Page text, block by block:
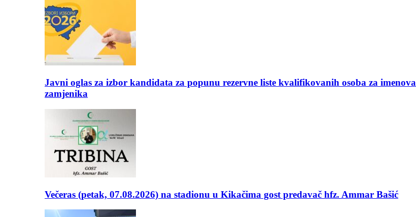
Javni oglas za izbor kandidata za popunu rezervne liste kvalifikovanih osoba za
zamjenika
Večeras (petak, 07.08.2026) na stadionu u Kikačima gost predavač hfz. Ammar Bašić